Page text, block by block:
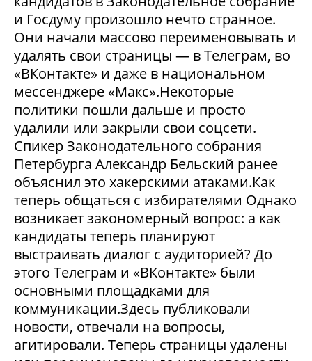
и Госдуму произошло нечто странное.
Они начали массово переименовывать и
удалять свои страницы — в Телеграм, во
«ВКонтакте» и даже в национальном
мессенджере «Макс».Некоторые
политики пошли дальше и просто
удалили или закрыли свои соцсети.
Спикер Законодательного собрания
Петербурга Александр Бельский ранее
объяснил это хакерскими атаками.Как
теперь общаться с избирателями Однако
возникает закономерный вопрос: а как
кандидаты теперь планируют
выстраивать диалог с аудиторией? До
этого Телеграм и «ВКонтакте» были
основными площадками для
коммуникации.Здесь публиковали
новости, отвечали на вопросы,
агитировали. Теперь страницы удалены